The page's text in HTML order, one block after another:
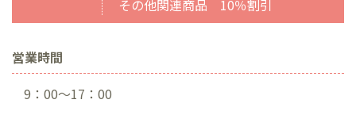
その他関連商品 10％割引
営業時間
9：00～17：00